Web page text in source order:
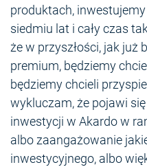
produktach,
siedmiu lat i cały czas
że w przyszłości, jak już
premium, będziemy
będziemy chcieli
wykluczam, że pojawi
inwestycji w Akardo w
albo zaangażowanie
inwestycyjnego, albo